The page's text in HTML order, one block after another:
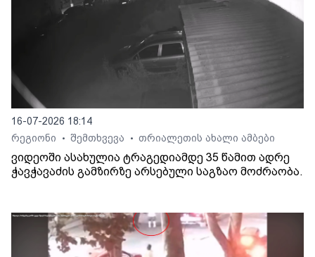
16-07-2026 18:14
რეგიონი
• შემთხვევა • თრიალეთის ახალი ამბები
ვიდეოში ასახულია ტრაგედიამდე 35 წამით ადრე
ჭავჭავაძის გამზირზე არსებული საგზაო მოძრაობა.